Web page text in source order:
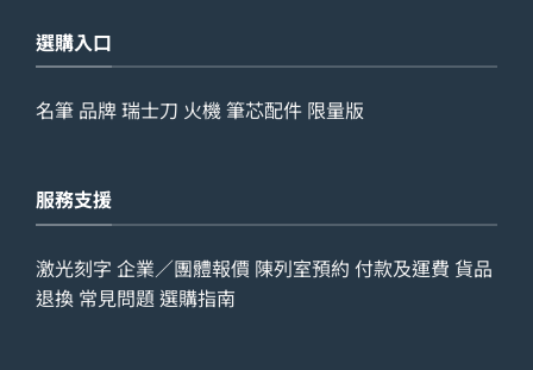
選購入口
名筆 品牌瑞士刀 火機筆芯配件 限量版
服務支援
激光刻字 企業／團體報價 陳列室預約 付款及運費 貨品
退換 常見問題 選購指南